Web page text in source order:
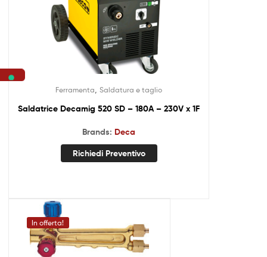
Ferramenta Saldatura e taglio
Saldatrice Decamig 520 SD – 180A – 230V x 1F
Brands: Deca
Richiedi Preventivo
In offerta!